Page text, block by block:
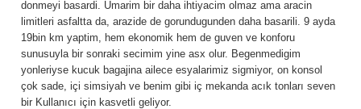
donmeyi basardi. Umarim bir daha ihtiyacim olmaz ama aracin
limitleri asfaltta da, arazide de gorundugunden daha basarili. 9 ayda
19bin km yaptim, hem ekonomik hem de guven ve konforu
sunusuyla bir sonraki secimim yine asx olur. Begenmedigim
yonleriyse kucuk bagajina ailece esyalarimiz sigmiyor, on konsol
çok sade, içi simsiyah ve benim gibi iç mekanda acık tonları seven
bir Kullanıcı için kasvetli geliyor.